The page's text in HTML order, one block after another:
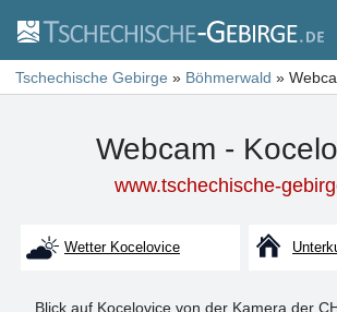
Tschechische Gebirge » Böhmerwald »
Webcam -
www.tschechische-
Wetter Kocelovice
Blick auf Kocelovice von der Kamera der